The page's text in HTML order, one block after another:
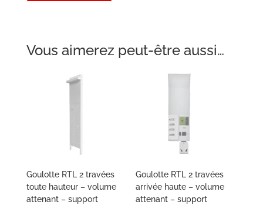
Vous aimerez peut-être aussi…
Goulotte RTL 2 travées
toute hauteur – volume
attenant – support
Goulotte RTL 2 travées
arrivée haute – volume
attenant – support